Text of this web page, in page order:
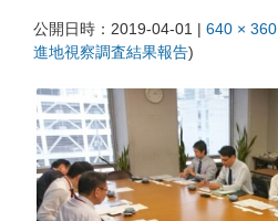
公開日時： 2019-04-01 | 640 × 360
進地視察調査結果報告)